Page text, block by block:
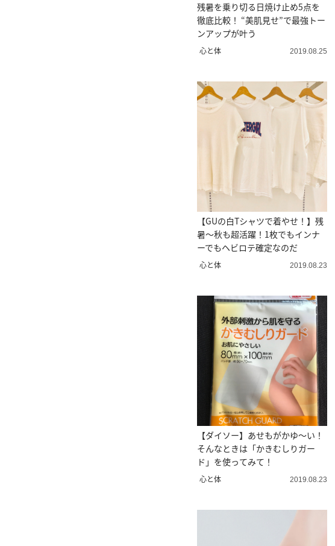
残暑を乗り切る日焼け止め5点を
徹底比較！ “美肌見せ”で最強トー
ンアップが叶う
心と体 2019.08.25
【GUの白Tシャツで着やせ！】残
暑～秋も超活躍！1枚でもインナ
ーでもヘビロテ確定なのだ
心と体 2019.08.23
【ダイソー】あせもがかゆ～い！
そんなときは「かきむしりガー
ド」を使ってみて！
心と体 2019.08.23